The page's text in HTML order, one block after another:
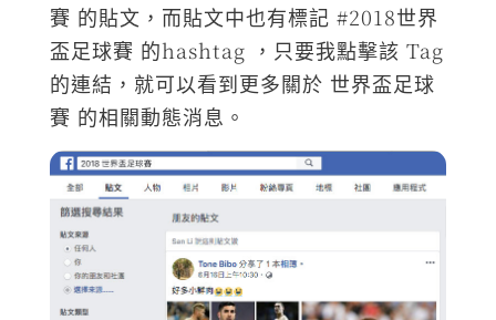
賽 的貼文，而貼文中也有標記 #2018世界
盃足球賽 的hashtag ，只要我點擊該 Tag
的連結，就可以看到更多關於 世界盃足球
賽 的相關動態消息。